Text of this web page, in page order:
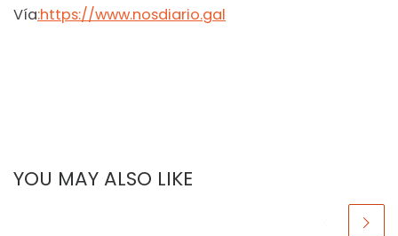
Vía:https://www.nosdiario.gal
YOU MAY ALSO LIKE